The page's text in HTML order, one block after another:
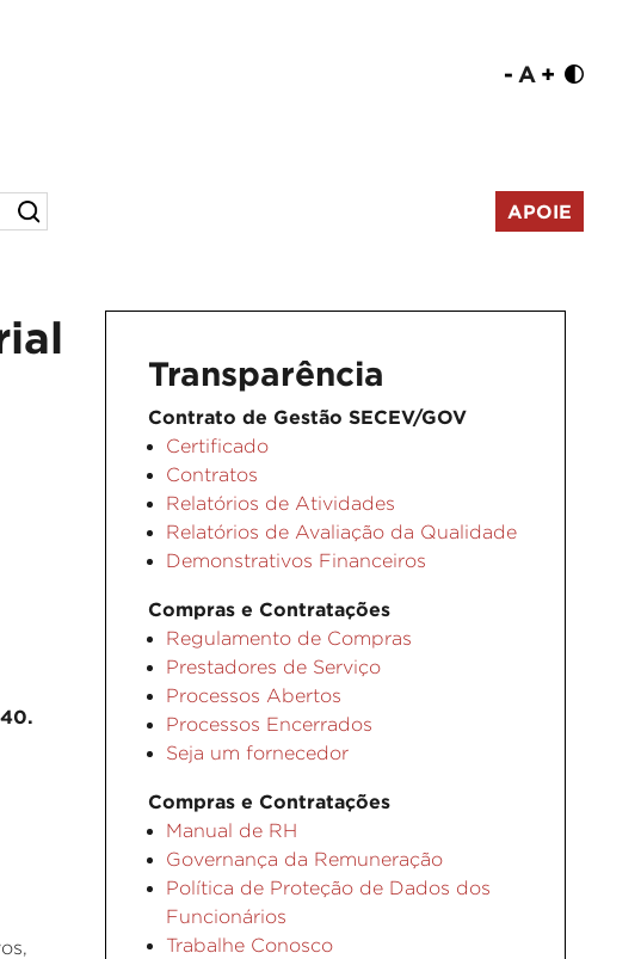
- A +
APOIE
Transparência
Contrato de Gestão SECEV/GOV
Certificado
Contratos
Relatórios de Atividades
Relatórios de Avaliação da Qualidade
Demonstrativos Financeiros
Compras e Contratações
Regulamento de Compras
Prestadores de Serviço
Processos Abertos
Processos Encerrados
Seja um fornecedor
Compras e Contratações
Manual de RH
Governança da Remuneração
Política de Proteção de Dados dos
Funcionários
Trabalhe Conosco